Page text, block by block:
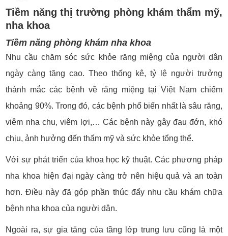
Tiềm năng thị trường phòng khám thẩm mỹ,
nha khoa
Tiềm năng phòng khám nha khoa
Nhu cầu chăm sóc sức khỏe răng miệng của người dân
ngày càng tăng cao. Theo thống kê, tỷ lệ người trưởng
thành mắc các bệnh về răng miệng tại Việt Nam chiếm
khoảng 90%. Trong đó, các bệnh phổ biến nhất là sâu răng,
viêm nha chu, viêm lợi,… Các bệnh này gây đau đớn, khó
chịu, ảnh hưởng đến thẩm mỹ và sức khỏe tổng thể.
Với sự phát triển của khoa học kỹ thuật. Các phương pháp
nha khoa hiện đại ngày càng trở nên hiệu quả và an toàn
hơn. Điều này đã góp phần thúc đẩy nhu cầu khám chữa
bệnh nha khoa của người dân.
Ngoài ra, sự gia tăng của tầng lớp trung lưu cũng là một